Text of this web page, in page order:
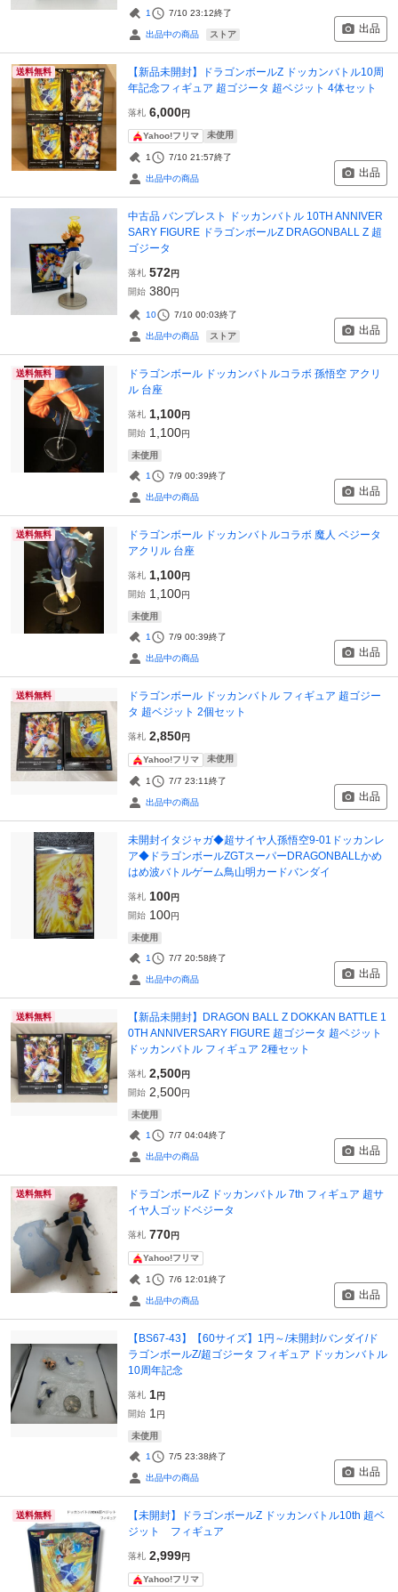
1 7/10 23:12終了
出品中の商品 ストア 出品
送料無料
【新品未開封】ドラゴンボールZ ドッカンバトル10周
年記念フィギュア 超ゴジータ 超ベジット 4体セット
落札 6,000円
Yahoo!フリマ 未使用
1 7/10 21:57終了
出品中の商品 出品
中古品 バンプレスト ドッカンバトル 10TH ANNIVER
SARY FIGURE ドラゴンボールZ DRAGONBALL Z 超
ゴジータ
落札 572円
開始 380円
10 7/10 00:03終了
出品中の商品 ストア 出品
送料無料
ドラゴンボール ドッカンバトルコラボ 孫悟空 アクリ
ル 台座
落札 1,100円
開始 1,100円
未使用
1 7/9 00:39終了
出品中の商品 出品
送料無料
ドラゴンボール ドッカンバトルコラボ 魔人 ベジータ
アクリル 台座
落札 1,100円
開始 1,100円
未使用
1 7/9 00:39終了
出品中の商品 出品
送料無料
ドラゴンボール ドッカンバトル フィギュア 超ゴジー
タ 超ベジット 2個セット
落札 2,850円
Yahoo!フリマ 未使用
1 7/7 23:11終了
出品中の商品 出品
未開封イタジャガ◆超サイヤ人孫悟空9-01ドッカンレ
ア◆ドラゴンボールZGTスーパーDRAGONBALLかめ
はめ波バトルゲーム鳥山明カードバンダイ
落札 100円
開始 100円
未使用
1 7/7 20:58終了
出品中の商品 出品
送料無料
【新品未開封】DRAGON BALL Z DOKKAN BATTLE 1
0TH ANNIVERSARY FIGURE 超ゴジータ 超ベジット
ドッカンバトル フィギュア 2種セット
落札 2,500円
開始 2,500円
未使用
1 7/7 04:04終了
出品中の商品 出品
送料無料
ドラゴンボールZ ドッカンバトル 7th フィギュア 超サ
イヤ人ゴッドベジータ
落札 770円
Yahoo!フリマ
1 7/6 12:01終了
出品中の商品 出品
【BS67-43】【60サイズ】1円～/未開封/バンダイ/ド
ラゴンボールZ/超ゴジータ フィギュア ドッカンバトル
10周年記念
落札 1円
開始 1 円
未使用
1 7/5 23:38終了
出品中の商品 出品
送料無料
【未開封】ドラゴンボールZ ドッカンバトル10th 超ベ
ジット フィギュア
落札 2,999円
Yahoo!フリマ